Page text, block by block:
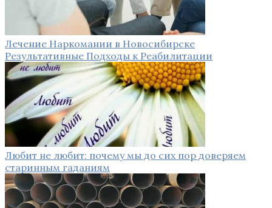
Лечение Наркомании в Новосибирске
Результативные Подходы к Реабилитации
Любит не любит: почему мы до сих пор доверяем
старинным гаданиям